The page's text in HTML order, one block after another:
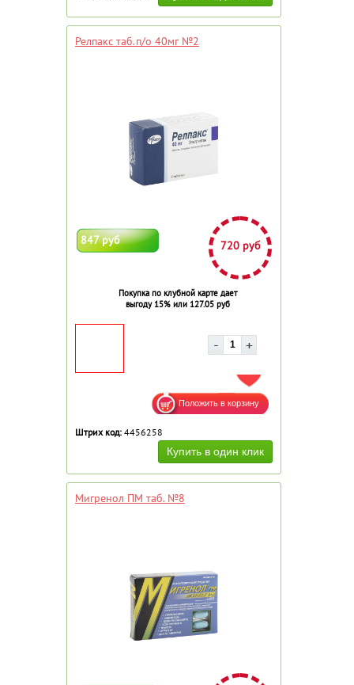
Релпакс таб.п/о 40мг №2
847 руб 720 руб
Покупка по клубной карте дает
выгоду 15% или 127.05 руб
ДОБАВИТЬ В ИЗБРАННОЕ
Штрих код: 4456258
Мигренол ПМ таб. №8